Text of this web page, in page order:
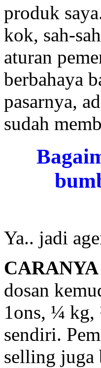
produk
kok, sah-
aturan
berbahaya
pasarnya,
sudah
Ya.. jadi
dosan
1ons, ¼ kg,
sendiri.
selling juga